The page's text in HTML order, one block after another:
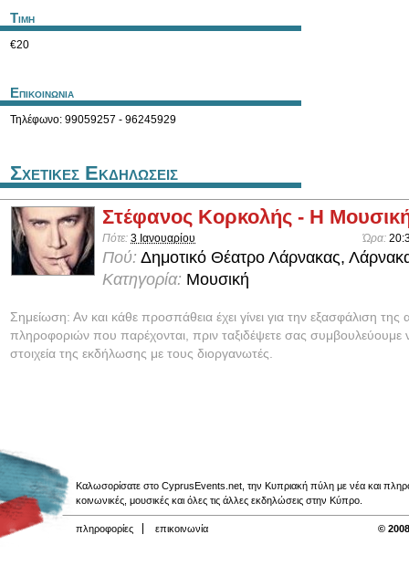
Τιμη
€20
Επικοινωνια
Τηλέφωνο: 99059257 - 96245929
Σχετικες Εκδηλωσεις
Στέφανος Κορκολής - Η Μουσική
Πότε: 3 Ιανουαρίου Ώρα:
Πού: Δημοτικό Θέατρο Λάρνακας,
Κατηγορία: Μουσική
Σημείωση: Αν και κάθε προσπάθεια έχει γίνει για την εξασφάλιση της
πληροφοριών που παρέχονται, πριν ταξιδέψετε σας συμβουλεύουμε
στοιχεία της εκδήλωσης με τους διοργανωτές.
Καλωσορίσατε στο CyprusEvents.net, την Κυπριακή πύλη με νέα και
κοινωνικές, μουσικές και όλες τις άλλες εκδηλώσεις στην Κύπρο.
πληροφορίες επικοινωνία ©